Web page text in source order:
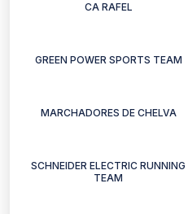
CA RAFEL
GREEN POWER SPORTS TEAM
MARCHADORES DE CHELVA
SCHNEIDER ELECTRIC RUNNING
TEAM